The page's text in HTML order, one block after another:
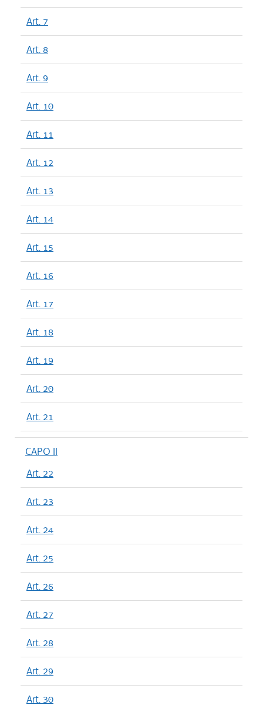
Art. 7
Art. 8
Art. 9
Art. 10
Art. 11
Art. 12
Art. 13
Art. 14
Art. 15
Art. 16
Art. 17
Art. 18
Art. 19
Art. 20
Art. 21
CAPO II
Art. 22
Art. 23
Art. 24
Art. 25
Art. 26
Art. 27
Art. 28
Art. 29
Art. 30